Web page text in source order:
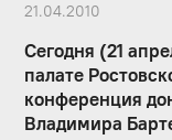
21.04.2010
Сегодня (21
палате
конференция
Владимира